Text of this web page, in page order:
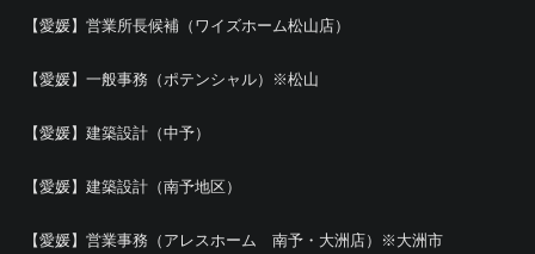
【愛媛】営業所長候補（ワイズホーム松山店）
【愛媛】一般事務（ポテンシャル）※松山
【愛媛】建築設計（中予）
【愛媛】建築設計（南予地区）
【愛媛】営業事務（アレスホーム 南予・大洲店）※大洲市